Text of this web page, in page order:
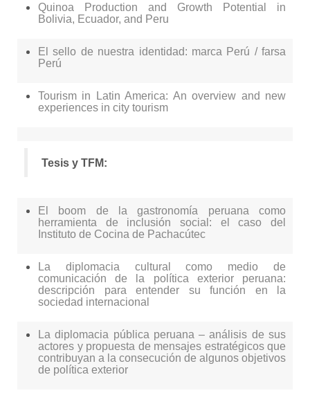
Quinoa Production and Growth Potential in
Bolivia, Ecuador, and Peru
El sello de nuestra identidad: marca Perú / farsa
Perú
Tourism in Latin America: An overview and new
experiences in city tourism
Tesis y TFM:
El boom de la gastronomía peruana como
herramienta de inclusión social: el caso del
Instituto de Cocina de Pachacútec
La diplomacia cultural como medio de
comunicación de la política exterior peruana:
descripción para entender su función en la
sociedad internacional
La diplomacia pública peruana – análisis de sus
actores y propuesta de mensajes estratégicos que
contribuyan a la consecución de algunos objetivos
de política exterior